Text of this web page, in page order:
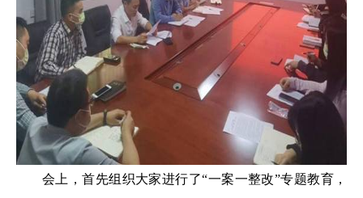
会上，首先组织大家进行了“一案一整改”专题教育，